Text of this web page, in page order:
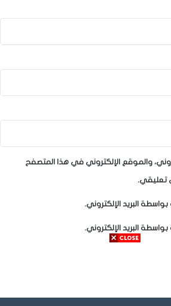
والموقع الإلكتروني في هذا المتصفح
تعليقي.
البريد الإلكتروني.
البريد الإلكتروني.